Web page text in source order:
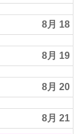
8月 18
8月 19
8月 20
8月 21